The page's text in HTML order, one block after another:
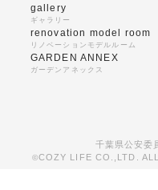
gallery
ギャラリー
renovation model room
リノベーションモデルルーム
GARDEN ANNEX
ガーデンアネックス
千葉県公安委
©COZY LIFE CO.,LTD.